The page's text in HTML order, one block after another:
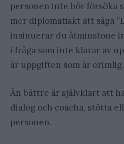
personen inte bör försöka
mer diplomatiskt att säga
insinuerar du åtminstone
i fråga som inte klarar av
är uppgiften som är orimlig.
Än bättre är självklart att
dialog och coacha, stötta
personen.